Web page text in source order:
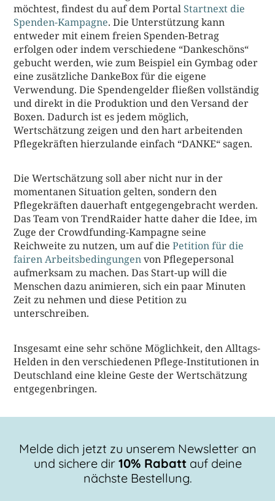
möchtest, findest du auf dem Portal Startnext die
Spenden-Kampagne. Die Unterstützung kann
entweder mit einem freien Spenden-Betrag
erfolgen oder indem verschiedene “Dankeschöns“
gebucht werden, wie zum Beispiel ein Gymbag oder
eine zusätzliche DankeBox für die eigene
Verwendung. Die Spendengelder fließen vollständig
und direkt in die Produktion und den Versand der
Boxen. Dadurch ist es jedem möglich,
Wertschätzung zeigen und den hart arbeitenden
Pflegekräften hierzulande einfach “DANKE“ sagen.
Die Wertschätzung soll aber nicht nur in der
momentanen Situation gelten, sondern den
Pflegekräften dauerhaft entgegengebracht werden.
Das Team von TrendRaider hatte daher die Idee, im
Zuge der Crowdfunding-Kampagne seine
Reichweite zu nutzen, um auf diePetition für die
fairen Arbeitsbedingungenvon Pflegepersonal
aufmerksam zu machen. Das Start-up will die
Menschen dazu animieren, sich ein paar Minuten
Zeit zu nehmen und diese Petition zu
unterschreiben.
Insgesamt eine sehr schöne Möglichkeit, den Alltags-
Helden in den verschiedenen Pflege-Institutionen in
Deutschland eine kleine Geste der Wertschätzung
entgegenbringen.
Melde dich jetzt zu unserem Newsletter an
und sichere dir 10% Rabattauf deine
nächste Bestellung.